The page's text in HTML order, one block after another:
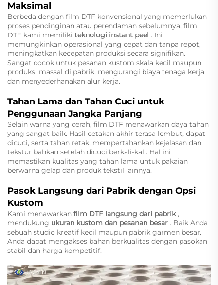
Maksimal
Berbeda dengan film DTF konvensional yang memerlukan
proses pendinginan atau perendaman sebelumnya, film
DTF kami memiliki teknologi instant peel . Ini
memungkinkan operasional yang cepat dan tanpa repot,
meningkatkan kecepatan produksi secara signifikan.
Sangat cocok untuk pesanan kustom skala kecil maupun
produksi massal di pabrik, mengurangi biaya tenaga kerja
dan menyederhanakan alur kerja.
Tahan Lama dan Tahan Cuci untuk
Penggunaan Jangka Panjang
Selain warna yang cerah, film DTF menawarkan daya tahan
yang sangat baik. Hasil cetakan akhir terasa lembut, dapat
dicuci, serta tahan retak, mempertahankan kejelasan dan
tekstur bahkan setelah dicuci berkali-kali. Hal ini
memastikan kualitas yang tahan lama untuk pakaian
berwarna gelap dan produk tekstil lainnya.
Pasok Langsung dari Pabrik dengan Opsi
Kustom
Kami menawarkan film DTF langsung dari pabrik ,
mendukung ukuran kustom dan pesanan besar . Baik Anda
sebuah studio kreatif kecil maupun pabrik garmen besar,
Anda dapat mengakses bahan berkualitas dengan pasokan
stabil dan harga kompetitif.